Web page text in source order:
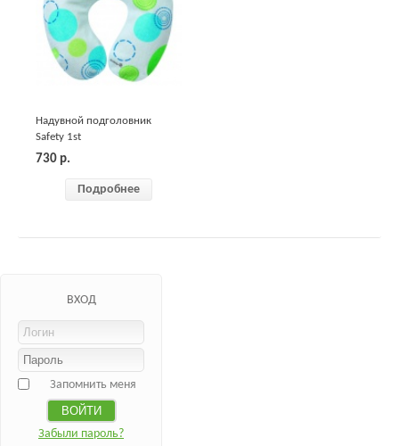
Надувной подголовник
Safety 1st
730 р.
Подробнее
ВХОД
Запомнить меня
Забыли пароль?